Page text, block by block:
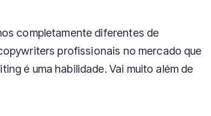
completamente diferentes de
profissionais no mercado que
é uma habilidade. Vai muito além de